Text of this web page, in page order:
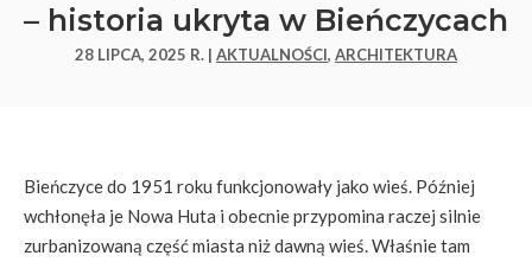
– historia ukryta w Bieńczycach
28 LIPCA, 2025 R. | AKTUALNOŚCI, ARCHITEKTURA
Bieńczyce do 1951 roku funkcjonowały jako wieś. Później
wchłonęła je Nowa Huta i obecnie przypomina raczej silnie
zurbanizowaną część miasta niż dawną wieś. Właśnie tam